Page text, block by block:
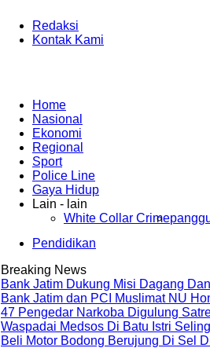
Redaksi
Kontak Kami
Home
Nasional
Ekonomi
Regional
Sport
Police Line
Gaya Hidup
Lain - lain
White Collar Crime
Pendidikan
Breaking News
Bank Jatim Dukung Misi Dagang
Bank Jatim dan PCI Muslimat NU
47 Pengedar Narkoba Digulung
Waspadai Medsos Di Batu Istri
Beli Motor Bodong Berujung Di Sel